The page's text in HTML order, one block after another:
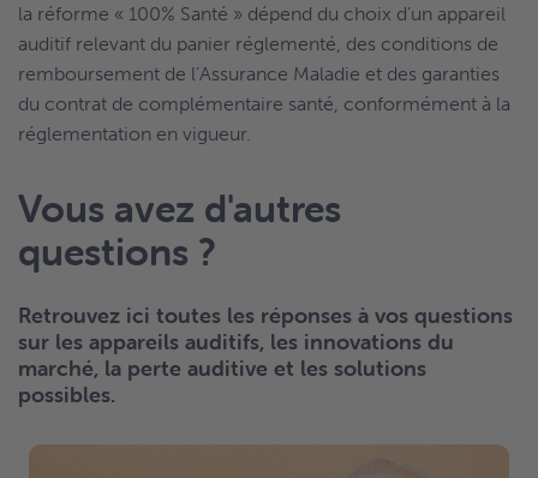
la réforme « 100% Santé » dépend du choix d’un appareil
auditif relevant du panier réglementé, des conditions de
remboursement de l’Assurance Maladie et des garanties
du contrat de complémentaire santé, conformément à la
réglementation en vigueur.
Vous avez d'autres
questions ?
Retrouvez ici toutes les réponses à vos questions
sur les appareils auditifs, les innovations du
marché, la perte auditive et les solutions
possibles.